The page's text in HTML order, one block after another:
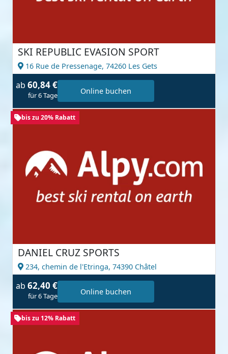
SKI REPUBLIC EVASION SPORT
16 Rue de Pressenage, 74260 Les Gets
ab 60,84 €
für 6 Tage Online buchen
bis zu 20% Rabatt
DANIEL CRUZ SPORTS
234, chemin de l'Etringa, 74390 Châtel
ab 62,40 €
für 6 Tage Online buchen
bis zu 12% Rabatt